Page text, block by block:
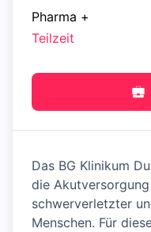
Pharma +
Teilzeit
Das BG Klinikum
die
schwerverletzter
Menschen. Für